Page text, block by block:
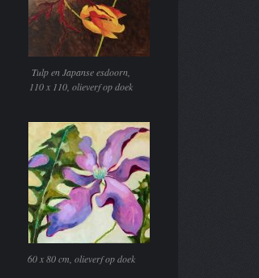
Tulp en Japanse esdoorn,
110 x 110, olieverf op doek
60 x 80 cm, olieverf op doek